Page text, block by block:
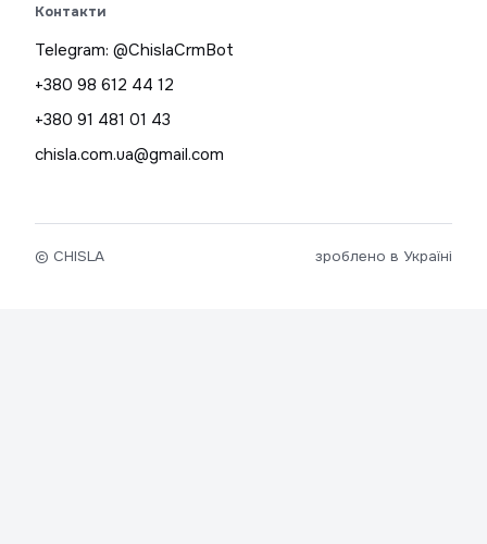
Контакти
Telegram: @ChislaCrmBot
+380 98 612 44 12
+380 91 481 01 43
chisla.com.ua@gmail.com
© CHISLA зроблено в Україні